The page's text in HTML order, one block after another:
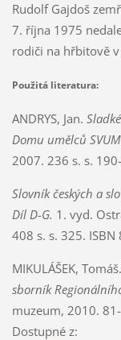
Rudolf Gajdoš
7. října 1975
rodiči na hřbitově
Použitá literatura:
ANDRYS, Jan.
Domu umělců
2007. 236 s. s.
Slovník českých a
Díl D-G. 1. vyd.
408 s. s. 325.
MIKULÁŠEK,
sborník
muzeum, 2010.
Dostupné z: